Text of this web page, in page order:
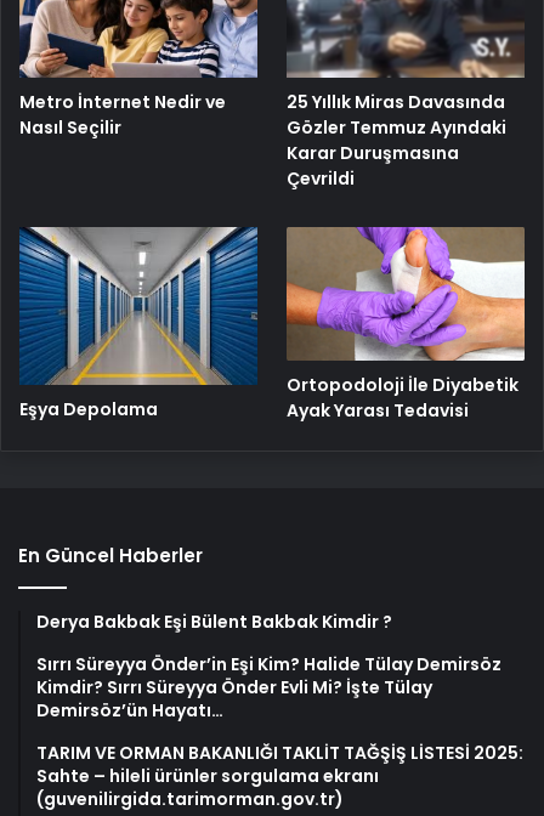
Metro İnternet Nedir ve
Nasıl Seçilir
25 Yıllık Miras Davasında
Gözler Temmuz Ayındaki
Karar Duruşmasına
Çevrildi
Eşya Depolama
Ortopodoloji İle Diyabetik
Ayak Yarası Tedavisi
En Güncel Haberler
Derya Bakbak Eşi Bülent Bakbak Kimdir ?
Sırrı Süreyya Önder’in Eşi Kim? Halide Tülay Demirsöz
Kimdir? Sırrı Süreyya Önder Evli Mi? İşte Tülay
Demirsöz’ün Hayatı…
TARIM VE ORMAN BAKANLIĞI TAKLİT TAĞŞİŞ LİSTESİ 2025:
Sahte – hileli ürünler sorgulama ekranı
(guvenilirgida.tarimorman.gov.tr)